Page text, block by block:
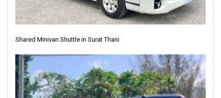
Shared Minivan Shuttle in Surat Thani